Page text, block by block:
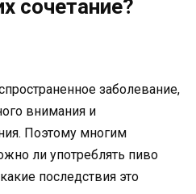
сочетание?
заболевание,
внимания и
Поэтому многим
ли употреблять пиво
последствия это